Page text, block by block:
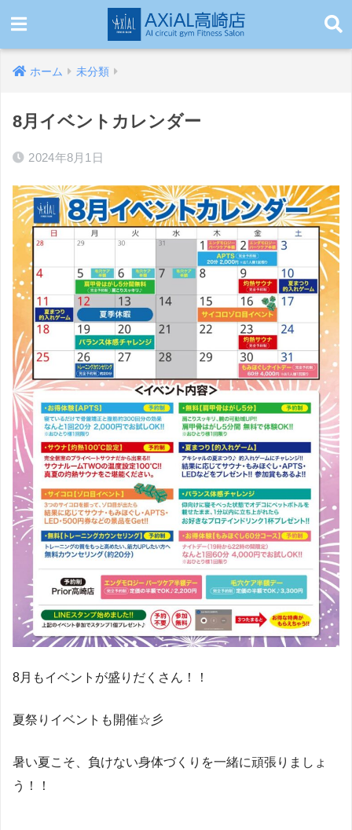
ホーム 未分類
8月イベントカレンダー
2024年8月1日
8月もイベントが盛りだくさん！！
夏祭りイベントも開催☆彡
暑い夏こそ、負けない身体づくりを一緒に頑張りましょ
う！！